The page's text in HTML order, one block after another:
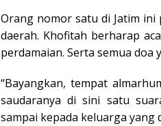
Orang nomor satu di Jatim
daerah. Khofitah berharap
perdamaian. Serta semua doa
“Bayangkan, tempat
saudaranya di sini satu
sampai kepada keluarga yang